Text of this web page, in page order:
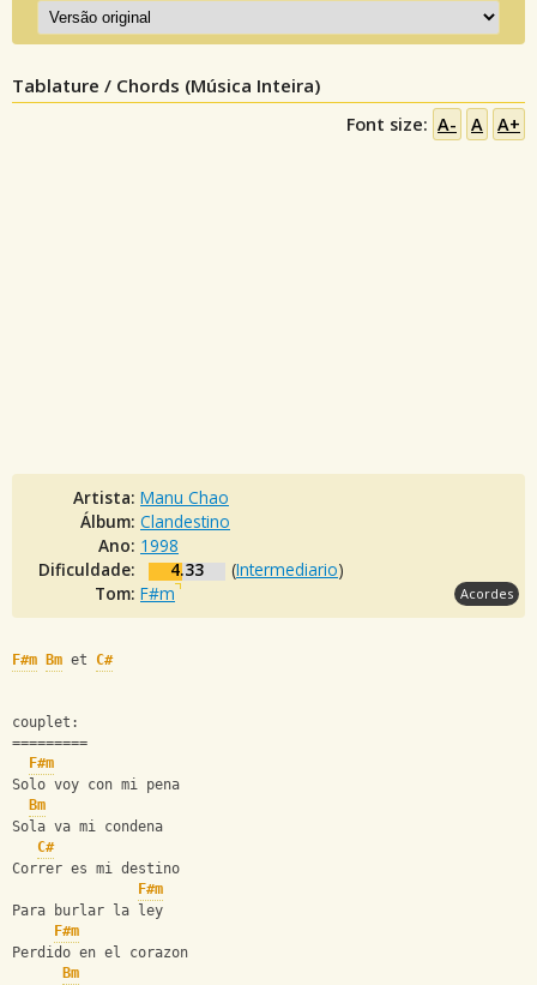
Tablature / Chords (Música Inteira)
Font size: A- A A+
Artista: Manu Chao
Álbum: Clandestino
Ano: 1998
Dificuldade:
4.33 (Intermediario)
Tom: F#m Acordes
F#m Bm et C#
couplet:
=========
F#m
Solo voy con mi pena
Bm
Sola va mi condena
C#
Correr es mi destino
F#m
Para burlar la ley
F#m
Perdido en el corazon
Bm